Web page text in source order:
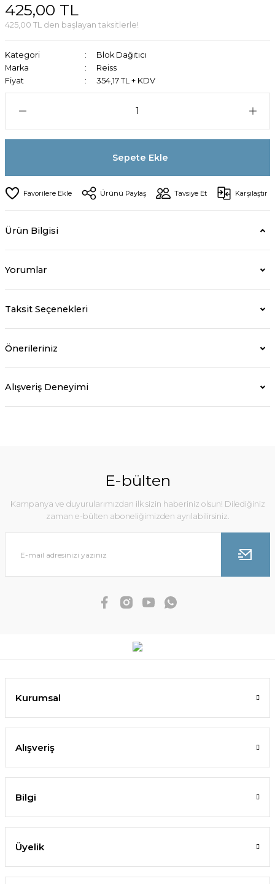
425,00 TL
425,00 TL den başlayan taksitlerle!
Kategori
Blok Dağıtıcı
Marka
Reiss
Fiyat
354,17 TL + KDV
Sepete Ekle
Ürünü Paylaş Tavsiye Et Karşılaştır
Ürün Bilgisi
Yorumlar
Taksit Seçenekleri
Önerileriniz
Alışveriş Deneyimi
E-bülten
Kampanya ve duyurularımızdan ilk sizin haberiniz olsun! Dilediğiniz
zaman e-bülten aboneliğimizden ayrılabilirsiniz.
Kurumsal
Alışveriş
Bilgi
Üyelik